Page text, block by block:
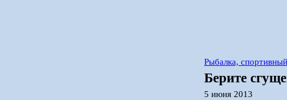
Рыбалка,
Берите
5 июня 2013